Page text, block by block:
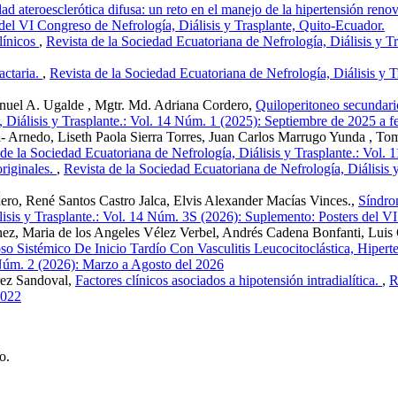
ateroesclerótica difusa: un reto en el manejo de la hipertensión
VI Congreso de Nefrología, Diálisis y Trasplante, Quito-Ecuador.
, Revista de la Sociedad Ecuatoriana de Nefrología, Diálisis
, Revista de la Sociedad Ecuatoriana de Nefrología, Diálisis y
A. Ugalde , Mgtr. Md. Adriana Cordero, Quiloperitoneo
y Trasplante.: Vol. 14 Núm. 1 (2025): Septiembre de 2025 a
Liseth Paola Sierra Torres, Juan Carlos Marrugo Yunda ,
la Sociedad Ecuatoriana de Nefrología, Diálisis y Trasplante.: Vol.
, Revista de la Sociedad Ecuatoriana de Nefrología,
René Santos Castro Jalca, Elvis Alexander Macías Vinces.,
y Trasplante.: Vol. 14 Núm. 3S (2026): Suplemento: Posters del
Maria de los Angeles Vélez Verbel, Andrés Cadena Bonfanti,
Sistémico De Inicio Tardío Con Vasculitis Leucocitoclástica,
2 (2026): Marzo a Agosto del 2026
Sandoval, Factores clínicos asociados a hipotensión intradialítica. ,